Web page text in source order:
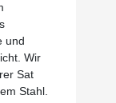
und
Wir
Sat
Stahl.